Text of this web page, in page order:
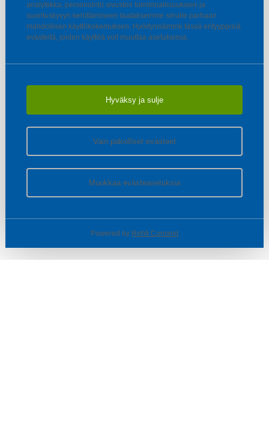
analytiikka, personointi) sivuston toiminnallisuuksien ja
suorituskyvyn kehittämiseen taataksemme sinulle parhaan
mahdollisen käyttökokemuksen. Hyödynnämme tässä erityyppisiä
evästeitä, joiden käyttöä voit muuttaa asetuksissa.
Hyväksy ja sulje
Vain pakolliset evästeet
Muokkaa evästeasetuksia
Powered by Rehti Consent